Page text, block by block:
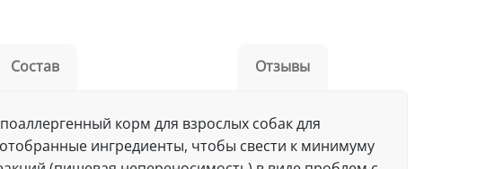
Состав Отзывы
корм для взрослых собак для
ингредиенты, чтобы свести к минимуму